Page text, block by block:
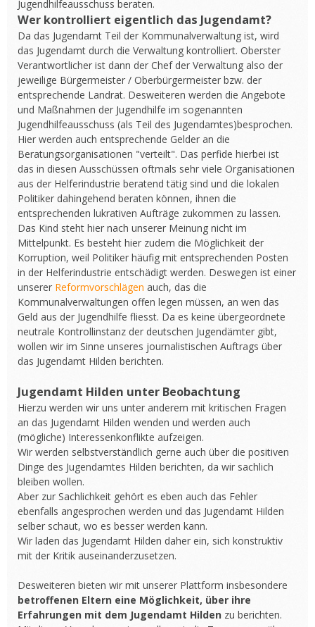
Jugendhilfeausschuss beraten.
Wer kontrolliert eigentlich das Jugendamt?
Da das Jugendamt Teil der Kommunalverwaltung ist, wird
das Jugendamt durch die Verwaltung kontrolliert. Oberster
Verantwortlicher ist dann der Chef der Verwaltung also der
jeweilige Bürgermeister / Oberbürgermeister bzw. der
entsprechende Landrat. Desweiteren werden die Angebote
und Maßnahmen der Jugendhilfe im sogenannten
Jugendhilfeausschuss (als Teil des Jugendamtes)besprochen.
Hier werden auch entsprechende Gelder an die
Beratungsorganisationen "verteilt". Das perfide hierbei ist
das in diesen Ausschüssen oftmals sehr viele Organisationen
aus der Helferindustrie beratend tätig sind und die lokalen
Politiker dahingehend beraten können, ihnen die
entsprechenden lukrativen Aufträge zukommen zu lassen.
Das Kind steht hier nach unserer Meinung nicht im
Mittelpunkt. Es besteht hier zudem die Möglichkeit der
Korruption, weil Politiker häufig mit entsprechenden Posten
in der Helferindustrie entschädigt werden. Deswegen ist einer
unserer Reformvorschlägen auch, das die
Kommunalverwaltungen offen legen müssen, an wen das
Geld aus der Jugendhilfe fliesst. Da es keine übergeordnete
neutrale Kontrollinstanz der deutschen Jugendämter gibt,
wollen wir im Sinne unseres journalistischen Auftrags über
das Jugendamt Hilden berichten.
Jugendamt Hilden unter Beobachtung
Hierzu werden wir uns unter anderem mit kritischen Fragen
an das Jugendamt Hilden wenden und werden auch
(mögliche) Interessenkonflikte aufzeigen.
Wir werden selbstverständlich gerne auch über die positiven
Dinge des Jugendamtes Hilden berichten, da wir sachlich
bleiben wollen.
Aber zur Sachlichkeit gehört es eben auch das Fehler
ebenfalls angesprochen werden und das Jugendamt Hilden
selber schaut, wo es besser werden kann.
Wir laden das Jugendamt Hilden daher ein, sich konstruktiv
mit der Kritik auseinanderzusetzen.
Desweiteren bieten wir mit unserer Plattform insbesondere
betroffenen Eltern eine Möglichkeit, über ihre
Erfahrungen mit dem Jugendamt Hilden zu berichten.